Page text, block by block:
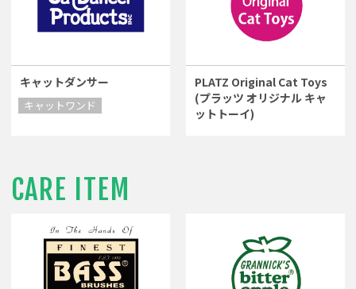
キャットダンサー
キャットワンド
PLATZ Original Cat Toys
(プラッツ オリジナル キャ
ットトーイ)
CARE ITEM